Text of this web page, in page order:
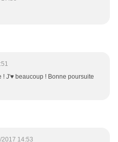
! J'♥ beaucoup ! Bonne poursuite
2017 14:53